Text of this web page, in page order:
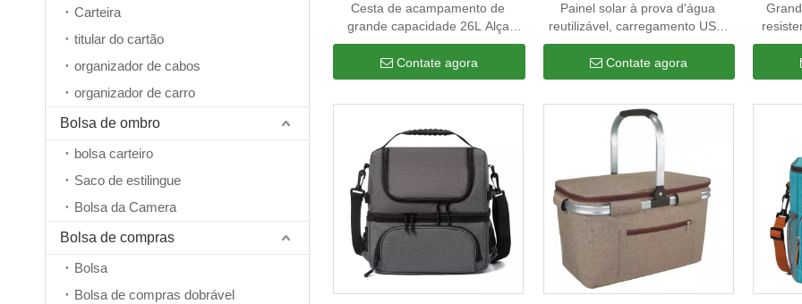
Carteira
titular do cartão
organizador de cabos
organizador de carro
Bolsa de ombro
bolsa carteiro
Saco de estilingue
Bolsa da Camera
Bolsa de compras
Bolsa
Bolsa de compras dobrável
Cesta de acampamento de
grande capacidade 26L Alça
para piquenique Compras
Comida Lata de frutas Saco
refrigerador à prova d'água
Contate agora
Painel solar à prova d'água
reutilizável, carregamento USB,
viagem, latas de cerveja, bolsa
isolada, comida, piquenique,
acampamento, bolsa térmica
Contate agora